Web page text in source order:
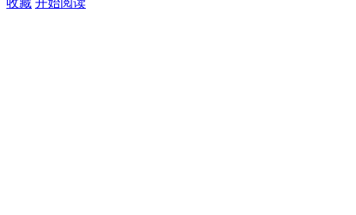
收藏 开始阅读